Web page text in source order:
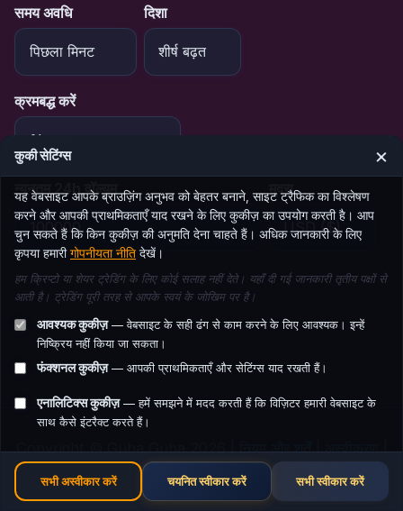
समय अवधि दिशा
क्रमबद्ध करें
न्यूनतम 24h वॉल्यूम मुद्रा
Copyright © Guba Guba 2026 |नियम और शर्तें|अस्वीकरण|
गोपनीयता नीति
|संपर्क एफिलिएट नेटवर्क
कुकी सेटिंग्स ×
यह वेबसाइट आपके ब्राउज़िंग अनुभव को बेहतर बनाने, साइट ट्रैफिक का विश्लेषण
करने और आपकी प्राथमिकताएँ याद रखने के लिए कुकीज़ का उपयोग करती है। आप
चुन सकते हैं कि किन कुकीज़ की अनुमति देना चाहते हैं। अधिक जानकारी के लिए
कृपया हमारीगोपनीयता नीति देखें।
हम क्रिप्टो या शेयर ट्रेडिंग के लिए कोई सलाह नहीं देते। यहाँ दी गई जानकारी तृतीय पक्षों से
आती है। ट्रेडिंग पूरी तरह से आपके स्वयं के जोखिम पर है।
आवश्यक कुकीज़— वेबसाइट के सही ढंग से काम करने के लिए आवश्यक। इन्हें
निष्क्रिय नहीं किया जा सकता।
फंक्शनल कुकीज़— आपकी प्राथमिकताएँ और सेटिंग्स याद रखती हैं।
एनालिटिक्स कुकीज़— हमें समझने में मदद करती हैं कि विज़िटर हमारी वेबसाइट के
साथ कैसे इंटरैक्ट करते हैं।
सभी अस्वीकार करें चयनित स्वीकार करें सभी स्वीकार करें